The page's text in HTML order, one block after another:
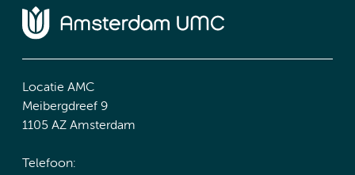
Locatie AMC
Meibergdreef 9
1105 AZ Amsterdam
Telefoon: